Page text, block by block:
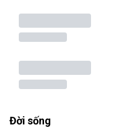
Đời sống